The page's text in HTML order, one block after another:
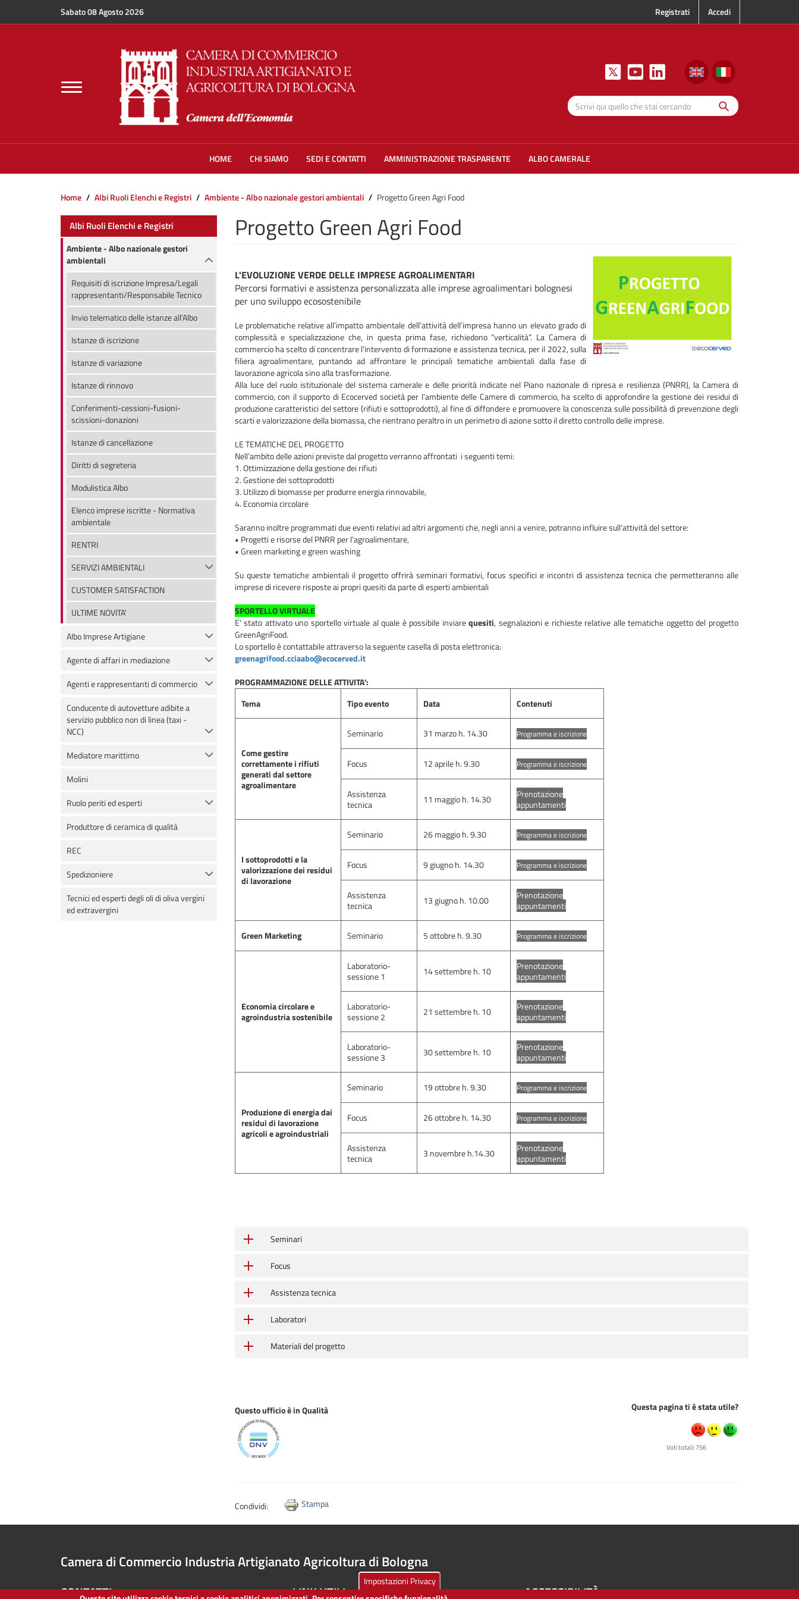
Sabato 08 Agosto 2026 Registrati Accedi
Toggle
navigation
stai
Cerca
HOME CHI SIAMO SEDI E CONTATTI AMMINISTRAZIONE TRASPARENTE ALBO CAMERALE
Home Albi Ruoli Elenchi e Registri Ambiente - Albo nazionale gestori ambientali Progetto Green Agri Food
Albi Ruoli Elenchi e Registri
Ambiente - Albo nazionale gestori
ambientali
Requisiti di iscrizione Impresa/Legali
rappresentanti/Responsabile Tecnico
Invio telematico delle istanze all'Albo
Istanze di iscrizione
Istanze di variazione
Istanze di rinnovo
Conferimenti-cessioni-fusioni-
scissioni-donazioni
Istanze di cancellazione
Diritti di segreteria
Modulistica Albo
Elenco imprese iscritte - Normativa
ambientale
RENTRI
SERVIZI AMBIENTALI
CUSTOMER SATISFACTION
ULTIME NOVITA'
Albo Imprese Artigiane
Agente di affari in mediazione
Agenti e rappresentanti di commercio
Conducente di autovetture adibite a
servizio pubblico non di linea (taxi -
NCC)
Mediatore marittimo
Molini
Ruolo periti ed esperti
Produttore di ceramica di qualità
REC
Spedizioniere
Tecnici ed esperti degli oli di oliva vergini
ed extravergini
Progetto Green Agri Food
L'EVOLUZIONE VERDE DELLE IMPRESE AGROALIMENTARI
Percorsi formativi e assistenza personalizzata alle imprese agroalimentari bolognesi
per uno sviluppo ecosostenibile
Le problematiche relative all’impatto ambientale dell’attività dell’impresa hanno un elevato grado di
complessità e specializzazione che, in questa prima fase, richiedono “verticalità”. La Camera di
commercio ha scelto di concentrare l’intervento di formazione e assistenza tecnica, per il 2022, sulla
filiera agroalimentare, puntando ad affrontare le principali tematiche ambientali dalla fase di
lavorazione agricola sino alla trasformazione.
Alla luce del ruolo istituzionale del sistema camerale e delle priorità indicate nel Piano nazionale di ripresa e resilienza (PNRR), la Camera di
commercio, con il supporto di Ecocerved società per l’ambiente delle Camere di commercio, ha scelto di approfondire la gestione dei residui di
produzione caratteristici del settore (rifiuti e sottoprodotti), al fine di diffondere e promuovere la conoscenza sulle possibilità di prevenzione degli
scarti e valorizzazione della biomassa, che rientrano peraltro in un perimetro di azione sotto il diretto controllo delle imprese.
LE TEMATICHE DEL PROGETTO
Nell’ambito delle azioni previste dal progetto verranno affrontati i seguenti temi:
1. Ottimizzazione della gestione dei rifiuti
2. Gestione dei sottoprodotti
3. Utilizzo di biomasse per produrre energia rinnovabile,
4. Economia circolare
Saranno inoltre programmati due eventi relativi ad altri argomenti che, negli anni a venire, potranno influire sull’attività del settore:
• Progetti e risorse del PNRR per l’agroalimentare,
• Green marketing e green washing
Su queste tematiche ambientali il progetto offrirà seminari formativi, focus specifici e incontri di assistenza tecnica che permetteranno alle
imprese di ricevere risposte ai propri quesiti da parte di esperti ambientali
SPORTELLO VIRTUALE
E' stato attivato uno sportello virtuale al quale è possibile inviarequesiti, segnalazioni e richieste relative alle tematiche oggetto del progetto
GreenAgriFood.
Lo sportello è contattabile attraverso la seguente casella di posta elettronica:
greenagrifood.cciaabo@ecocerved.it
PROGRAMMAZIONE DELLE ATTIVITA':
Tema
Tipo evento Data Contenuti
Come gestire
correttamente i rifiuti
generati dal settore
agroalimentare
Seminario 31 marzo h. 14.30 Programma e iscrizione
Focus 12 aprile h. 9.30 Programma e iscrizione
Assistenza
tecnica
11 maggio h. 14.30
Prenotazione
appuntamenti
I sottoprodotti e la
valorizzazione dei residui
di lavorazione
Seminario 26 maggio h. 9.30 Programma e iscrizione
Focus 9 giugno h. 14.30 Programma e iscrizione
Assistenza
tecnica
13 giugno h. 10.00
Prenotazione
appuntamenti
Green Marketing Seminario 5 ottobre h. 9.30 Programma e iscrizione
Economia circolare e
agroindustria sostenibile
Laboratorio-
sessione 1
14 settembre h. 10
Prenotazione
appuntamenti
Laboratorio-
sessione 2
21 settembre h. 10
Prenotazione
appuntamenti
Laboratorio-
sessione 3
30 settembre h. 10
Prenotazione
appuntamenti
Produzione di energia dai
residui di lavorazione
agricoli e agroindustriali
Seminario 19 ottobre h. 9.30 Programma e iscrizione
Focus 26 ottobre h. 14.30 Programma e iscrizione
Assistenza
tecnica
3 novembre h.14.30
Prenotazione
appuntamenti
Seminari
Focus
Assistenza tecnica
Laboratori
Materiali del progetto
Questa pagina ti è stata utile?
Voti totali: 756
Questo ufficio è in Qualità
Condividi: Stampa
Camera di Commercio Industria Artigianato Agricoltura di Bologna
CONTATTI LINK UTILI ACCESSIBILITÀ
Impostazioni Privacy